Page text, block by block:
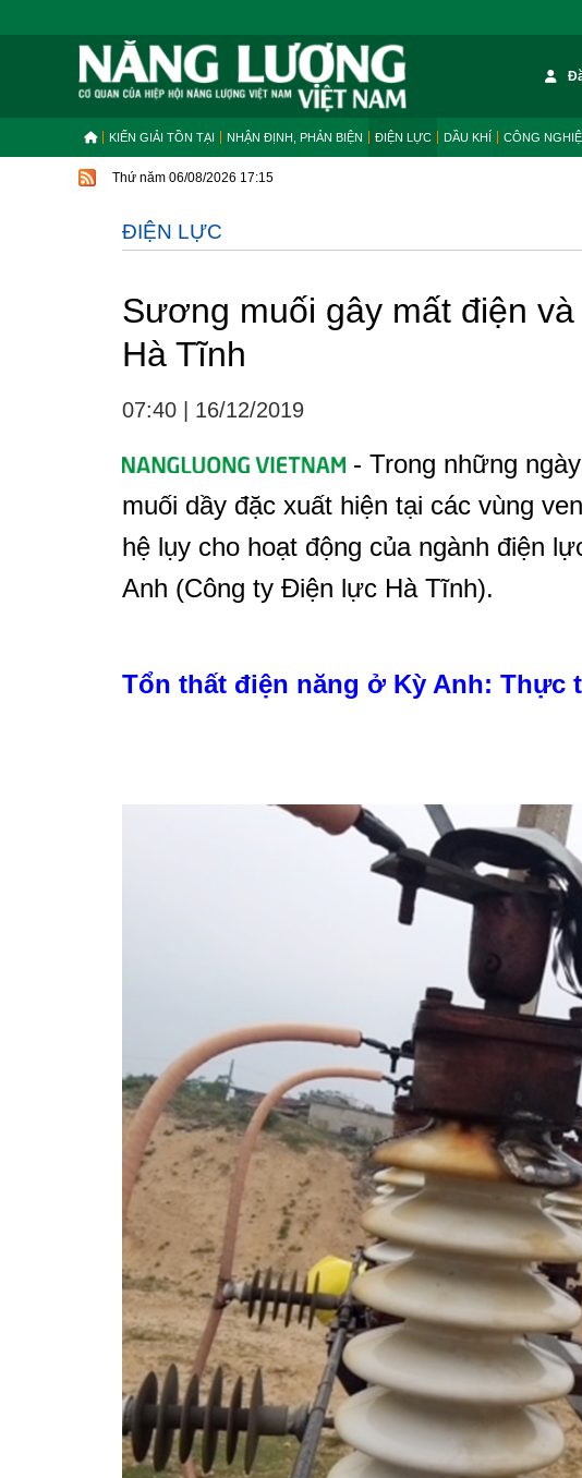
KIẾN GIẢI TỒN TẠI NHẬN ĐỊNH, PHẢN BIỆN ĐIỆN LỰC DẦU KHÍ CÔNG
Thứ năm 06/08/2026 17:15
ĐIỆN LỰC
Sương muối gây mất điện
Hà Tĩnh
07:40 16/12/2019
- Trong những
muối dầy đặc xuất hiện tại các vùng
hệ lụy cho hoạt động của ngành điện
Anh (Công ty Điện lực Hà Tĩnh).
Tổn thất điện năng ở Kỳ Anh: Thực